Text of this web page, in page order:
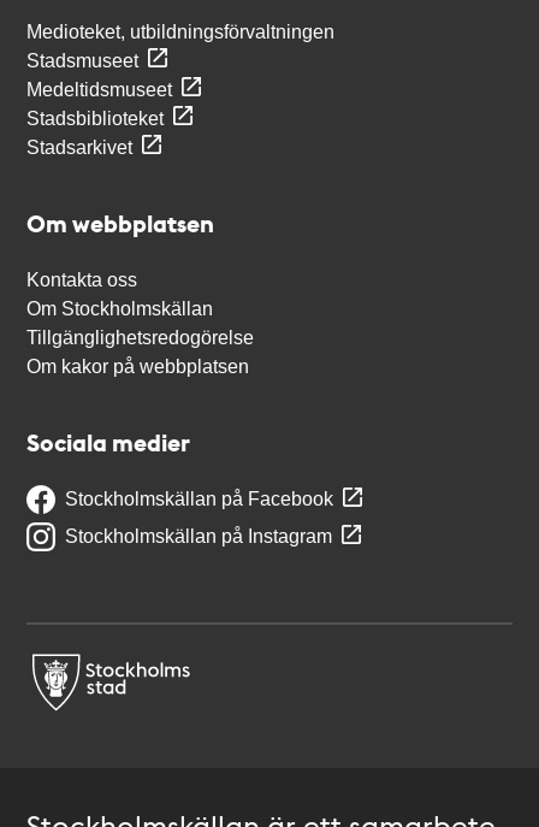
Medioteket, utbildningsförvaltningen
Stadsmuseet
Medeltidsmuseet
Stadsbiblioteket
Stadsarkivet
Om webbplatsen
Kontakta oss
Om Stockholmskällan
Tillgänglighetsredogörelse
Om kakor på webbplatsen
Sociala medier
Stockholmskällan på Facebook
Stockholmskällan på Instagram